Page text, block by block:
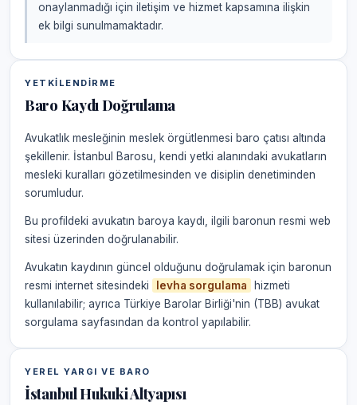
onaylanmadığı için iletişim ve hizmet kapsamına ilişkin
ek bilgi sunulmamaktadır.
YETKILENDIRME
Baro Kaydı Doğrulama
Avukatlık mesleğinin meslek örgütlenmesi baro çatısı altında
şekillenir. İstanbul Barosu, kendi yetki alanındaki avukatların
mesleki kuralları gözetilmesinden ve disiplin denetiminden
sorumludur.
Bu profildeki avukatın baroya kaydı, ilgili baronun resmi web
sitesi üzerinden doğrulanabilir.
Avukatın kaydının güncel olduğunu doğrulamak için baronun
resmi internet sitesindeki
levha sorgulama
hizmeti
kullanılabilir; ayrıca Türkiye Barolar Birliği'nin (TBB) avukat
sorgulama sayfasından da kontrol yapılabilir.
YEREL YARGI VE BARO
İstanbul Hukuki Altyapısı